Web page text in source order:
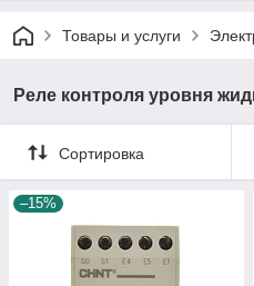
Товары и услуги
Реле контроля уровня
Сортировка
–15%